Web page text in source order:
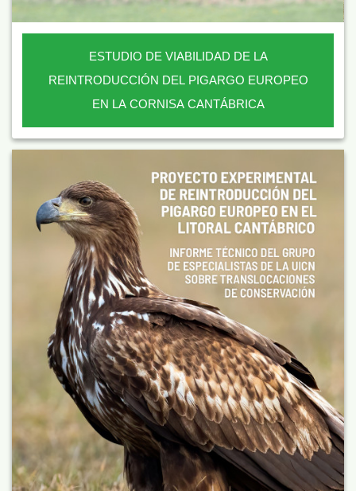
ESTUDIO DE VIABILIDAD DE LA
REINTRODUCCIÓN DEL PIGARGO EUROPEO
EN LA CORNISA CANTÁBRICA